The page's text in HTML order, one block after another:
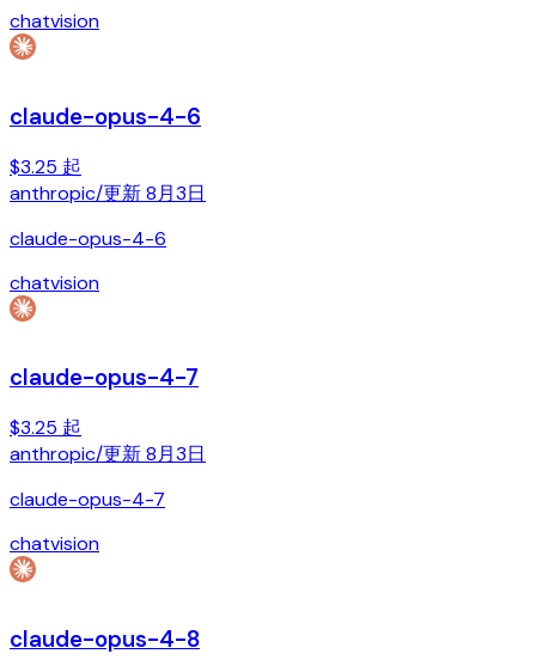
chatvision
claude-opus-4-6
$3.25 起
anthropic/更新8月3日
claude-opus-4-6
chatvision
claude-opus-4-7
$3.25 起
anthropic/更新8月3日
claude-opus-4-7
chatvision
claude-opus-4-8